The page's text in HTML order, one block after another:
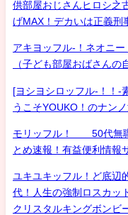
供部屋おじさんヒロシ之
げMAX！デカいは正義刑
アキヨッフル-！ネオニー
（子ども部屋おばさんの
[ヨシヨシロッフル-！！-
うこそYOUKO！のナン
モリッフル！ 50代無職
とめ速報！有益便利情
ユキユキッフル！ど底辺
代！人生の強制ロスカッ
クリスタルキングボンビ